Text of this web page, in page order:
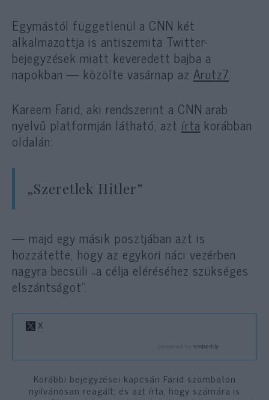
Egymástól függetlenül a CNN két
alkalmazottja is antiszemita Twitter-
bejegyzések miatt keveredett bajba a
napokban — közölte vasárnap az Arutz7.
Kareem Farid, aki rendszerint a CNN arab
nyelvű platformján látható, azt írta korábban
oldalán:
„Szeretlek Hitler”
— majd egy másik posztjában azt is
hozzátette, hogy az egykori náci vezérben
nagyra becsüli „a célja eléréséhez szükséges
elszántságot”.
Korábbi bejegyzései kapcsán Farid szombaton
nyilvánosan reagált; és azt írta, hogy számára is